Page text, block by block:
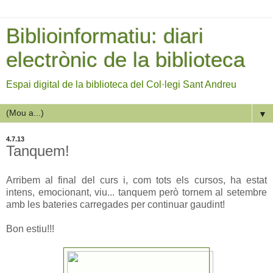
Biblioinformatiu: diari
electrònic de la biblioteca
Espai digital de la biblioteca del Col·legi Sant Andreu
▼
4.7.13
Tanquem!
Arribem al final del curs i, com tots els cursos, ha estat
intens, emocionant, viu... tanquem però tornem al setembre
amb les bateries carregades per continuar gaudint!
Bon estiu!!!